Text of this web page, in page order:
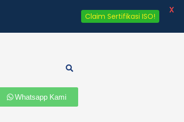
Whatsapp Kami
Claim Sertifikasi ISO! X